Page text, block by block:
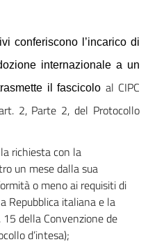
conferiscono
l’incarico di
internazionale a un
il fascicolo al CIPC
2, Parte 2, del Protocollo
richiesta con la
un mese dalla sua
o meno ai requisiti di
Repubblica italiana e la
15 della Convenzione de
d’intesa);